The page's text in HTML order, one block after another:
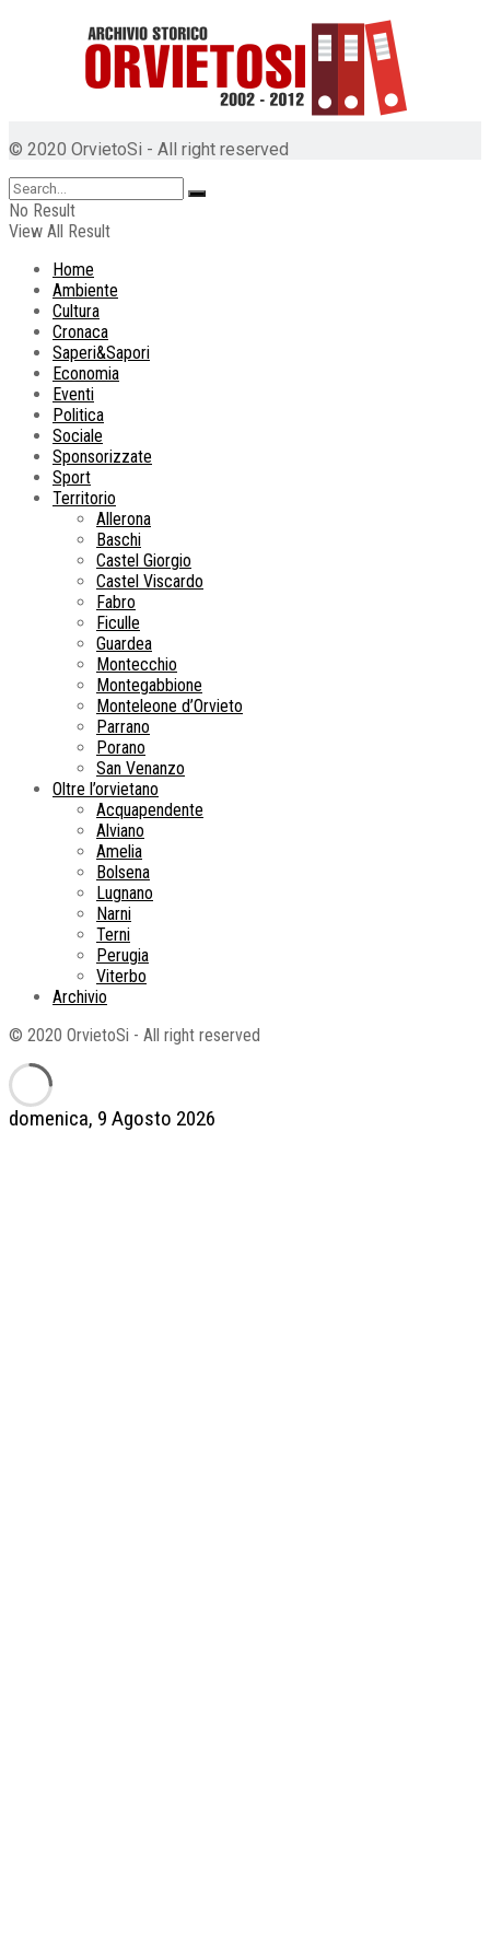
domenica, 9 Agosto 2026
© 2020 OrvietoSi - All right reserved
No Result
View All Result
Home
Ambiente
Cultura
Cronaca
Saperi&Sapori
Economia
Eventi
Politica
Sociale
Sponsorizzate
Sport
Territorio
Allerona
Baschi
Castel Giorgio
Castel Viscardo
Fabro
Ficulle
Guardea
Montecchio
Montegabbione
Monteleone d’Orvieto
Parrano
Porano
San Venanzo
Oltre l’orvietano
Acquapendente
Alviano
Amelia
Bolsena
Lugnano
Narni
Terni
Perugia
Viterbo
Archivio
© 2020 OrvietoSi - All right reserved